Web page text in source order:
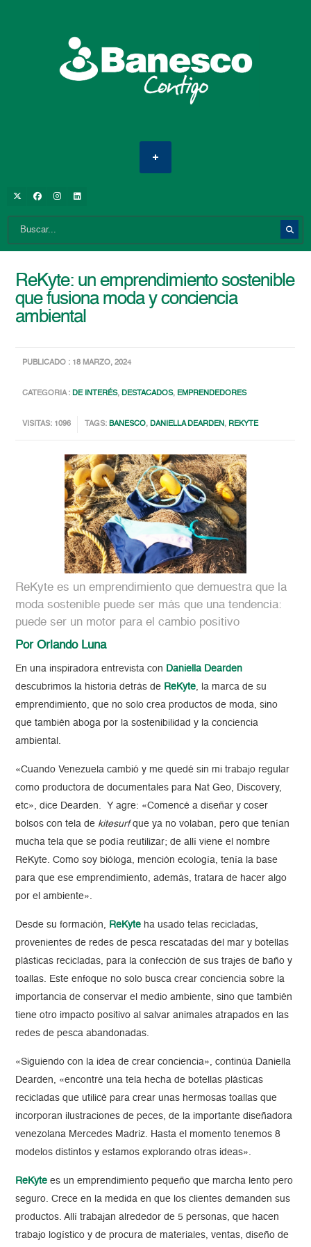
ReKyte: un emprendimiento sostenible
que fusiona moda y conciencia
ambiental
PUBLICADO : 18 MARZO, 2024
CATEGORIA :DE INTERÉS,DESTACADOS, EMPRENDEDORES
VISITAS: 1096 TAGS:BANESCO,DANIELLA DEARDEN, REKYTE
ReKyte es un emprendimiento que demuestra que la
moda sostenible puede ser más que una tendencia:
puede ser un motor para el cambio positivo
Por Orlando Luna
En una inspiradora entrevista con Daniella Dearden
descubrimos la historia detrás de ReKyte, la marca de su
emprendimiento, que no solo crea productos de moda, sino
que también aboga por la sostenibilidad y la conciencia
ambiental.
«Cuando Venezuela cambió y me quedé sin mi trabajo regular
como productora de documentales para Nat Geo, Discovery,
etc», dice Dearden. Y agre: «Comencé a diseñar y coser
bolsos con tela de kitesurfque ya no volaban, pero que tenían
mucha tela que se podía reutilizar; de allí viene el nombre
ReKyte. Como soy bióloga, mención ecología, tenía la base
para que ese emprendimiento, además, tratara de hacer algo
por el ambiente».
Desde su formación, ReKyte ha usado telas recicladas,
provenientes de redes de pesca rescatadas del mar y botellas
plásticas recicladas, para la confección de sus trajes de baño y
toallas. Este enfoque no solo busca crear conciencia sobre la
importancia de conservar el medio ambiente, sino que también
tiene otro impacto positivo al salvar animales atrapados en las
redes de pesca abandonadas.
«Siguiendo con la idea de crear conciencia», continúa Daniella
Dearden, «encontré una tela hecha de botellas plásticas
recicladas que utilicé para crear unas hermosas toallas que
incorporan ilustraciones de peces, de la importante diseñadora
venezolana Mercedes Madriz. Hasta el momento tenemos 8
modelos distintos y estamos explorando otras ideas».
ReKyte es un emprendimiento pequeño que marcha lento pero
seguro. Crece en la medida en que los clientes demanden sus
productos. Allí trabajan alrededor de 5 personas, que hacen
trabajo logístico y de procura de materiales, ventas, diseño de